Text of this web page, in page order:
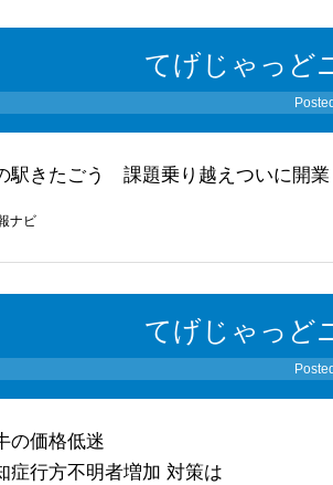
てげじゃっど
駅きたごう 課題乗り越えついに開業
ナビ
てげじゃっど
の価格低迷
症行方不明者増加 対策は